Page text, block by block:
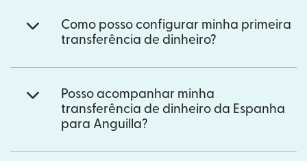
Como posso configurar minha primeira
transferência de dinheiro?
Posso acompanhar minha
transferência de dinheiro da Espanha
para Anguilla?